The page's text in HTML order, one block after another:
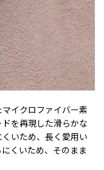
イクロファイバー素
を再現した滑らかな
いため、長く愛用い
くいため、そのまま